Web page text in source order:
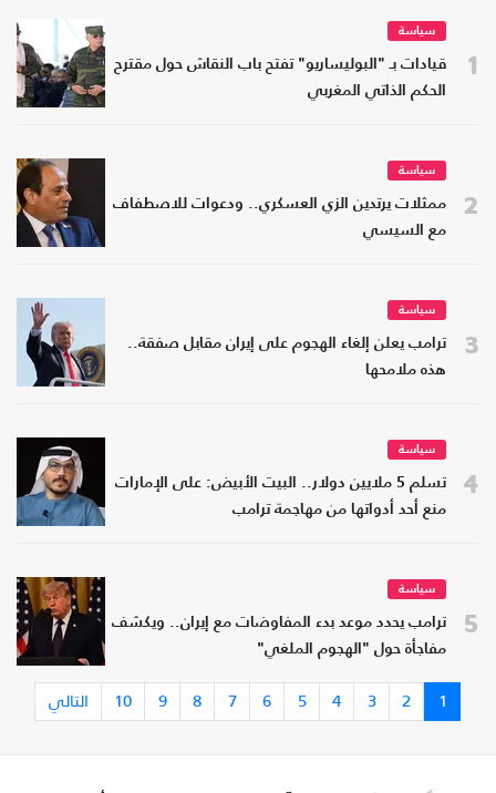
1
سياسة
قيادات بـ "البوليساريو" تفتح باب النقاش حول مقترح
الحكم الذاتي المغربي
2
سياسة
ممثلات يرتدين الزي العسكري.. ودعوات للاصطفاف
مع السيسي
3
سياسة
ترامب يعلن إلغاء الهجوم على إيران مقابل صفقة..
هذه ملامحها
4
سياسة
تسلم 5 ملايين دولار.. البيت الأبيض: على الإمارات
منع أحد أدواتها من مهاجمة ترامب
5
سياسة
ترامب يحدد موعد بدء المفاوضات مع إيران.. ويكشف
مفاجأة حول "الهجوم الملغي"
1
2
3
4
5
6
7
8
9
10 التالي